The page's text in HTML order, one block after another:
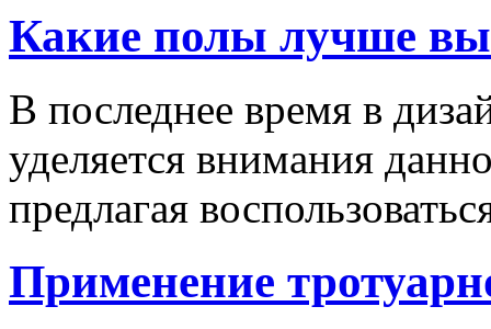
Какие полы лучше
В последнее время в
уделяется внимания
предлагая
Применение